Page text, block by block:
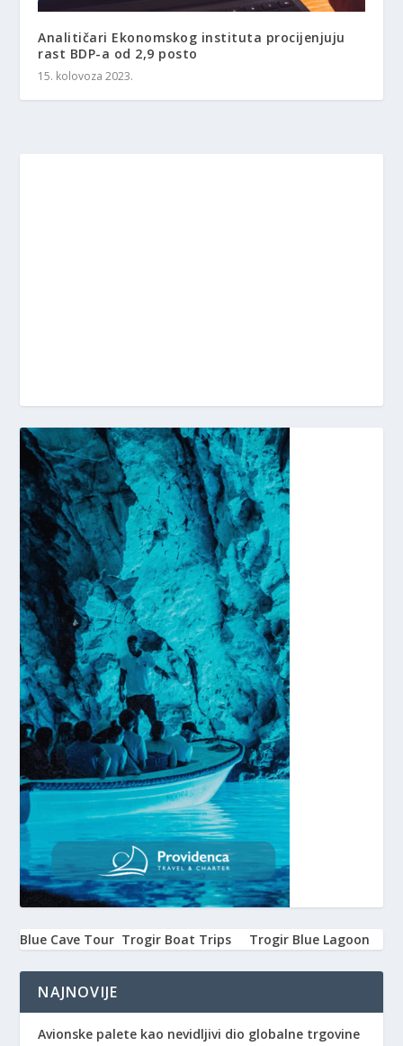
Analitičari Ekonomskog instituta procijenjuju
rast BDP-a od 2,9 posto
15. kolovoza 2023.
Blue Cave Tour Trogir Boat Trips Trogir Blue Lagoon
NAJNOVIJE
Avionske palete kao nevidljivi dio globalne trgovine